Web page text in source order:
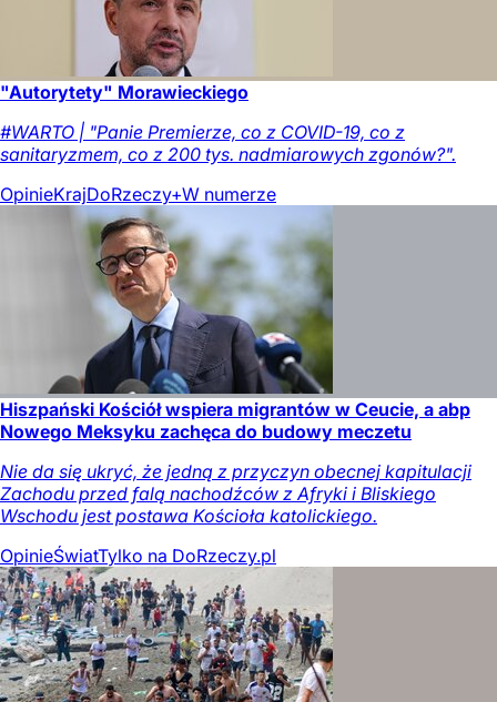
"Autorytety" Morawieckiego
#WARTO | "Panie Premierze, co z COVID-19, co z
sanitaryzmem, co z 200 tys. nadmiarowych zgonów?".
OpinieKrajDoRzeczy+W numerze
Hiszpański Kościół wspiera migrantów w Ceucie, a abp
Nowego Meksyku zachęca do budowy meczetu
Nie da się ukryć, że jedną z przyczyn obecnej kapitulacji
Zachodu przed falą nachodźców z Afryki i Bliskiego
Wschodu jest postawa Kościoła katolickiego.
OpinieŚwiatTylko na DoRzeczy.pl